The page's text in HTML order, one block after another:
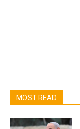
MOST READ